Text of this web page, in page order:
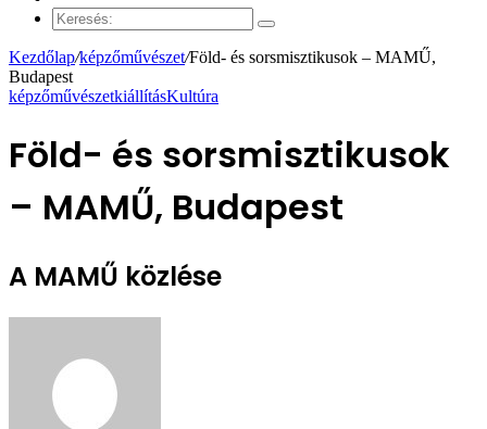
cikk
Keresés:
Kezdőlap/képzőművészet/Föld- és sorsmisztikusok – MAMŰ,
Budapest
képzőművészetkiállításKultúra
Föld- és sorsmisztikusok
– MAMŰ, Budapest
A MAMŰ közlése